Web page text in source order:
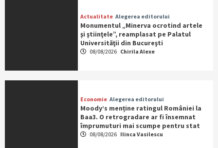
Actualitate Alegerea editorului
Monumentul „Minerva ocrotind artele
şi ştiinţele”, reamplasat pe Palatul
Universităţii din Bucureşti
08/08/2026 Chirila Alexe
Economie Alegerea editorului
Moody’s menține ratingul României la
Baa3. O retrogradare ar fi însemnat
împrumuturi mai scumpe pentru stat
08/08/2026 Ilinca Vasilescu